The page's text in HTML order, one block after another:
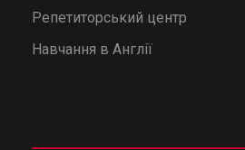
Репетиторський центр
Навчання в Англії